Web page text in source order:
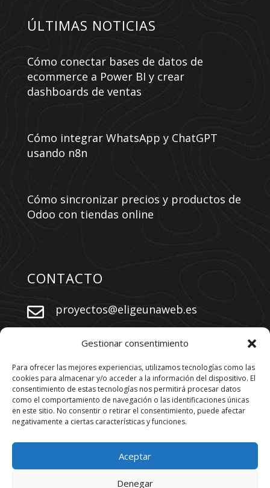
Gestionar consentimiento
Para ofrecer las mejores experiencias, utilizamos tecnologías como las
cookies para almacenar y/o acceder a la información del dispositivo. El
consentimiento de estas tecnologías nos permitirá procesar datos
como el comportamiento de navegación o las identificaciones únicas
en este sitio. No consentir o retirar el consentimiento, puede afectar
negativamente a ciertas características y funciones.
Aceptar
Denegar
ÚLTIMAS NOTICIAS
Cómo conectar bases de datos de
ecommerce a Power BI y crear
dashboards de ventas
Cómo integrar WhatsApp y ChatGPT
usando n8n
Cómo sincronizar precios y productos de
Odoo con tiendas online
CONTACTO
 proyectos@eligeunaweb.es
+34 609 730 569
SÍGUENOS